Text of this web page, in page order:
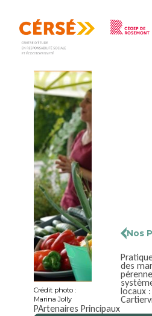
Crédit photo :
Marina Jolly
Nos
des
locaux
PArtenaires Principaux